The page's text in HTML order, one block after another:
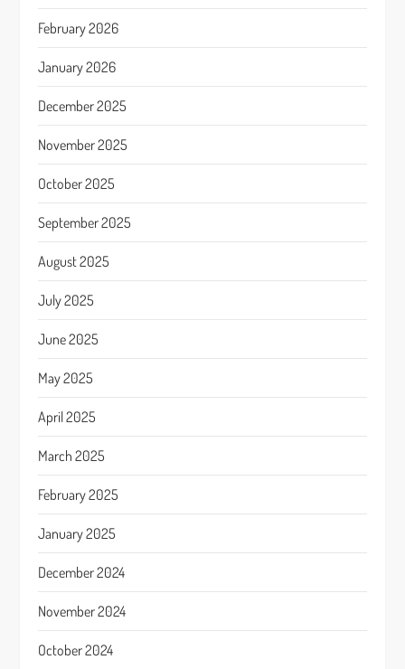
February 2026
January 2026
December 2025
November 2025
October 2025
September 2025
August 2025
July 2025
June 2025
May 2025
April 2025
March 2025
February 2025
January 2025
December 2024
November 2024
October 2024